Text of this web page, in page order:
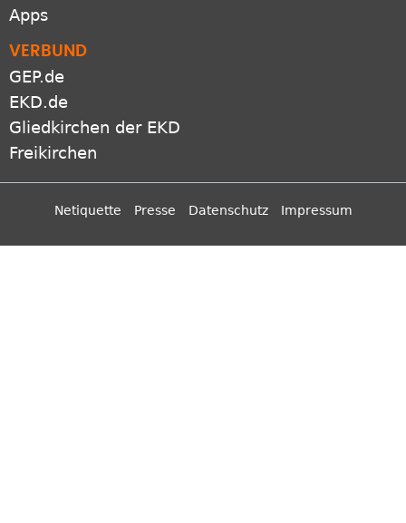
Apps
VERBUND
GEP.de
EKD.de
Gliedkirchen der EKD
Freikirchen
Netiquette Presse Datenschutz Impressum